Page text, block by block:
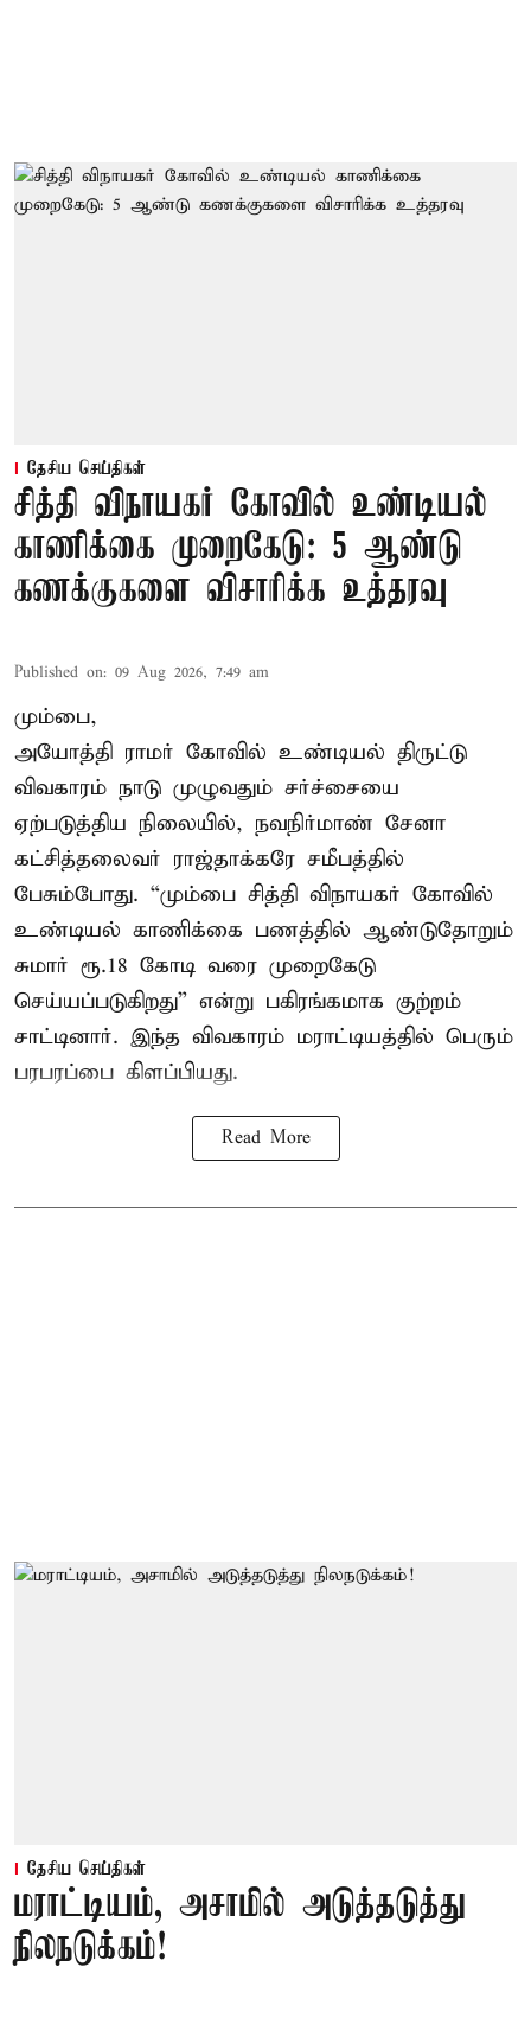
தேசிய செய்திகள்
சித்தி விநாயகர் கோவில் உண்டியல்
காணிக்கை முறைகேடு: 5 ஆண்டு
கணக்குகளை விசாரிக்க உத்தரவு
Published on: 09 Aug 2026, 7:49 am
மும்பை,
அயோத்தி ராமர் கோவில் உண்டியல் திருட்டு
விவகாரம் நாடு முழுவதும் சர்ச்சையை
ஏற்படுத்திய நிலையில், நவநிர்மாண் சேனா
கட்சித்தலைவர் ராஜ்தாக்கரே சமீபத்தில்
பேசும்போது. “மும்பை சித்தி விநாயகர் கோவில்
உண்டியல் காணிக்கை பணத்தில் ஆண்டுதோறும்
சுமார் ரூ.18 கோடி வரை முறைகேடு
செய்யப்படுகிறது” என்று பகிரங்கமாக குற்றம்
சாட்டினார். இந்த விவகாரம் மராட்டியத்தில் பெரும்
பரபரப்பை கிளப்பியது.
Read More
தேசிய செய்திகள்
மராட்டியம், அசாமில் அடுத்தடுத்து
நிலநடுக்கம்!